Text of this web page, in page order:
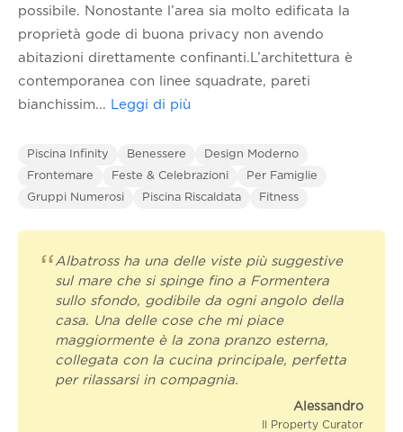
possibile. Nonostante l’area sia molto edificata la
proprietà gode di buona privacy non avendo
abitazioni direttamente confinanti.L’architettura è
contemporanea con linee squadrate, pareti
bianchissim... Leggi di più
Piscina Infinity Benessere
Design Moderno
Frontemare
Feste & Celebrazioni
Per Famiglie
Gruppi Numerosi
Piscina Riscaldata Fitness
“ Albatross ha una delle viste più suggestive
sul mare che si spinge fino a Formentera
sullo sfondo, godibile da ogni angolo della
casa. Una delle cose che mi piace
maggiormente è la zona pranzo esterna,
collegata con la cucina principale, perfetta
per rilassarsi in compagnia.
Alessandro
Il Property Curator